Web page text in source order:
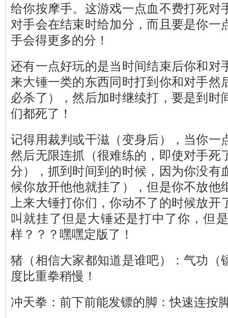
给你按摩手。这游戏一点血不费打死对
对手会在结束时给加分，而且要是你一
手会得更多的分！
还有一点好玩的是当时间结束后你和对
来大锤一类的东西同时打到你和对手然
必杀了），然后加时继续打，要是到时
们都死了！
记得用裁判或干滋（变身后），当你一
然后无限连抓（很难练的，即使对手死
分），抓到时间到的时候，因为你没有
候你放开他他就挂了），但是你不放他
上来大锤打你们，你动不了的时候放
叫就挂了但是大锤还是打中了你，但
样？？？嘿嘿定版了！
猪（相信大家都知道是谁吧）：气功（
度比重拳稍慢！
冲天拳：前下前能发镖的脚：快速连按